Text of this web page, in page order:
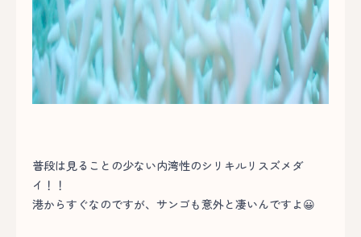
普段は見ることの少ない内湾性のシリキルリスズメダ
イ！！
港からすぐなのですが、サンゴも意外と凄いんですよ😀